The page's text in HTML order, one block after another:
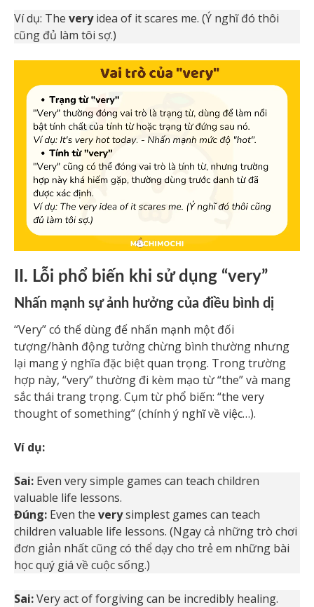
Ví dụ: The veryidea of it scares me. (Ý nghĩ đó thôi
cũng đủ làm tôi sợ.)
II. Lỗi phổ biến khi sử dụng “very”
Nhấn mạnh sự ảnh hưởng của điều bình dị
“Very” có thể dùng để nhấn mạnh một đối
tượng/hành động tưởng chừng bình thường nhưng
lại mang ý nghĩa đặc biệt quan trọng. Trong trường
hợp này, “very” thường đi kèm mạo từ “the” và mang
sắc thái trang trọng. Cụm từ phổ biến: “the very
thought of something” (chính ý nghĩ về việc…).
Ví dụ:
Sai: Even very simple games can teach children
valuable life lessons.
Đúng: Even the verysimplest games can teach
children valuable life lessons. (Ngay cả những trò chơi
đơn giản nhất cũng có thể dạy cho trẻ em những bài
học quý giá về cuộc sống.)
Sai:Very act of forgiving can be incredibly healing.